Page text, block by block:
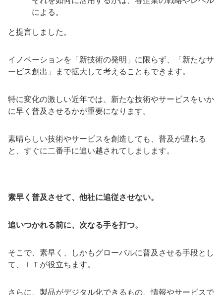
による。
と提言しました。
イノベーションを「新技術の発明」に限らず、「新たなサ
ービス創出」まで拡大して考えることもできます。
特に変化の激しい近年では、新たな技術やサービスをいか
に早く普及させるかが重要になります。
素晴らしい技術やサービスを創造しても、普及が遅れる
と、すぐに二番手に追い越されてしまします。
素早く普及させて、他社に追従させない。
追いつかれる前に、次なる手を打つ。
そこで、素早く、しかもグローバルに普及させる手段とし
て、ＩＴが役立ちます。
さらに、製品がデジタル化できるもの、情報やサービスで